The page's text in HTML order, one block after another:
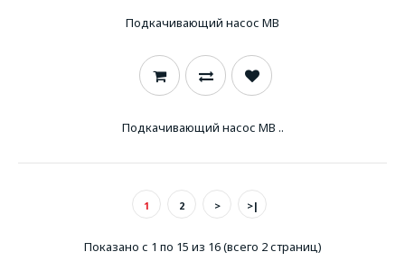
Подкачивающий насос MB
Подкачивающий насос MB ..
1 2 > >|
Показано с 1 по 15 из 16 (всего 2 страниц)